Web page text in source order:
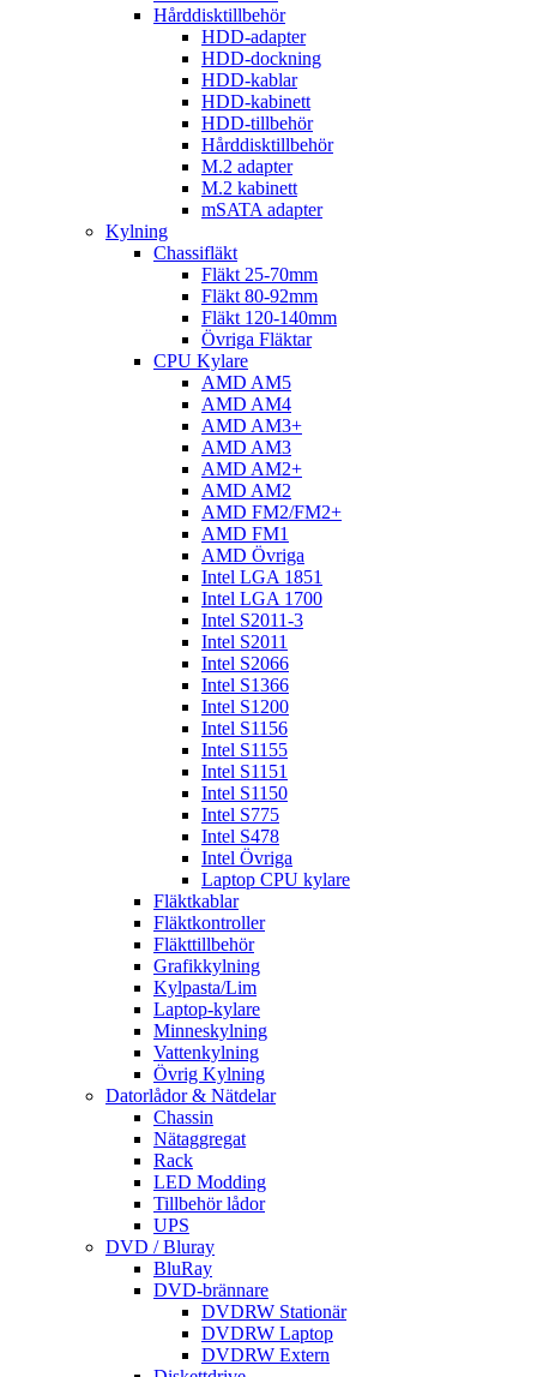
Hårddisktillbehör
HDD-adapter
HDD-dockning
HDD-kablar
HDD-kabinett
HDD-tillbehör
Hårddisktillbehör
M.2 adapter
M.2 kabinett
mSATA adapter
Kylning
Chassifläkt
Fläkt 25-70mm
Fläkt 80-92mm
Fläkt 120-140mm
Övriga Fläktar
CPU Kylare
AMD AM5
AMD AM4
AMD AM3+
AMD AM3
AMD AM2+
AMD AM2
AMD FM2/FM2+
AMD FM1
AMD Övriga
Intel LGA 1851
Intel LGA 1700
Intel S2011-3
Intel S2011
Intel S2066
Intel S1366
Intel S1200
Intel S1156
Intel S1155
Intel S1151
Intel S1150
Intel S775
Intel S478
Intel Övriga
Laptop CPU kylare
Fläktkablar
Fläktkontroller
Fläkttillbehör
Grafikkylning
Kylpasta/Lim
Laptop-kylare
Minneskylning
Vattenkylning
Övrig Kylning
Datorlådor & Nätdelar
Chassin
Nätaggregat
Rack
LED Modding
Tillbehör lådor
UPS
DVD / Bluray
BluRay
DVD-brännare
DVDRW Stationär
DVDRW Laptop
DVDRW Extern